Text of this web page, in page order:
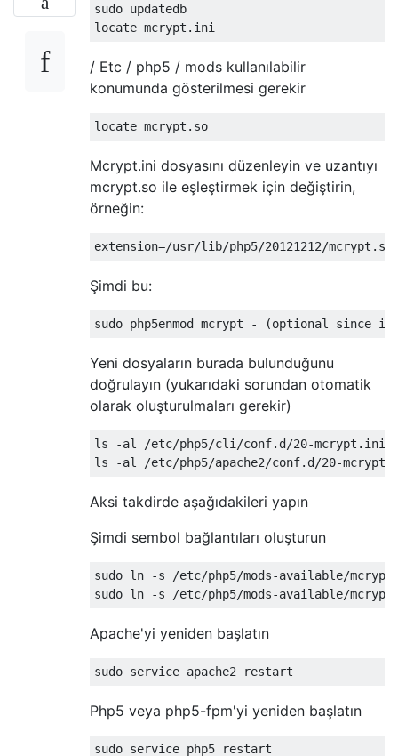
sudo updatedb
/ Etc / php5 / mods kullanılabilir
konumunda gösterilmesi gerekir
Mcrypt.ini dosyasını düzenleyin ve uzantıyı
mcrypt.so ile eşleştirmek için değiştirin,
örneğin:
Şimdi bu:
Yeni dosyaların burada bulunduğunu
doğrulayın (yukarıdaki sorundan otomatik
olarak oluşturulmaları gerekir)
ls -al /etc/php5/cli/conf.d/20-mcrypt.ini
Aksi takdirde aşağıdakileri yapın
Şimdi sembol bağlantıları oluşturun
sudo ln -s /etc/php5/mods-available/
Apache'yi yeniden başlatın
Php5 veya php5-fpm'yi yeniden başlatın